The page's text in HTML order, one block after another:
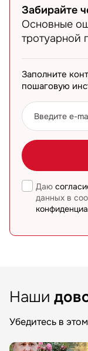
Забирайте
Основные
тротуарной
Заполните
пошаговую
Даю
данных в
Наши
Убедитесь в